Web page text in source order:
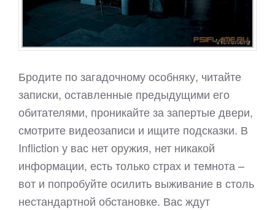
Бродите по загадочному особняку, читайте
записки, оставленные предыдущими его
обитателями, проникайте за запертые двери,
смотрите видеозаписи и ищите подсказки. В
Infliction у вас нет оружия, нет никакой
информации, есть только страх и темнота –
вот и попробуйте осилить выживание в столь
нестандартной обстановке. Вас ждут